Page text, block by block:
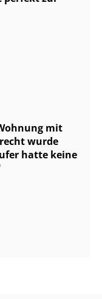
mit
wurde
hatte keine